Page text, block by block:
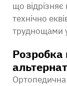
що відрізняє
технічно
труднощами
Розробка